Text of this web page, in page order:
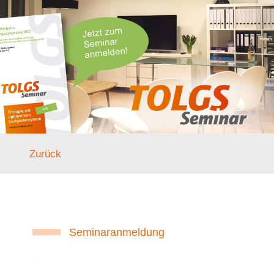
Zurück
Seminaranmeldung